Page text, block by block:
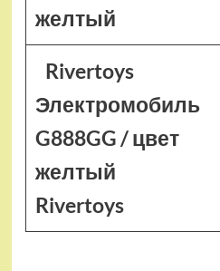
желтый
Rivertoys
Электромобиль
G888GG / цвет
желтый
Rivertoys